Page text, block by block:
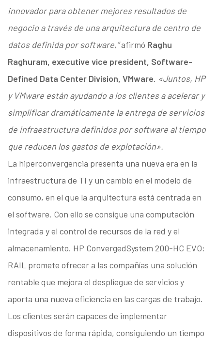
innovador para obtener mejores resultados de
negocio a través de una arquitectura de centro de
datos definida por software,”afirmó Raghu
Raghuram, executive vice president, Software-
Defined Data Center Division, VMware. «Juntos, HP
y VMware están ayudando a los clientes a acelerar y
simplificar dramáticamente la entrega de servicios
de infraestructura definidos por software al tiempo
que reducen los gastos de explotación».
La hiperconvergencia presenta una nueva era en la
infraestructura de TI y un cambio en el modelo de
consumo, en el que la arquitectura está centrada en
el software. Con ello se consigue una computación
integrada y el control de recursos de la red y el
almacenamiento. HP ConvergedSystem 200-HC EVO:
RAIL promete ofrecer a las compañías una solución
rentable que mejora el despliegue de servicios y
aporta una nueva eficiencia en las cargas de trabajo.
Los clientes serán capaces de implementar
dispositivos de forma rápida, consiguiendo un tiempo